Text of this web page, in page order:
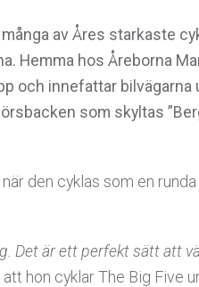
av Åres starkaste
Hemma hos Åreborna
och innefattar bilvägarna
som skyltas
den cyklas som en
Det är ett perfekt sätt att
hon cyklar The Big Five